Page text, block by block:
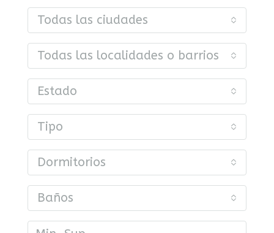
Todas las ciudades
Todas las localidades o barrios
Estado
Tipo
Dormitorios
Baños